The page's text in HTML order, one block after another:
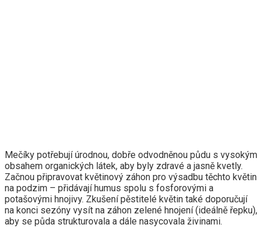
Mečíky potřebují úrodnou, dobře odvodněnou půdu s vysokým
obsahem organických látek, aby byly zdravé a jasně kvetly.
Začnou připravovat květinový záhon pro výsadbu těchto květin
na podzim – přidávají humus spolu s fosforovými a
potašovými hnojivy. Zkušení pěstitelé květin také doporučují
na konci sezóny vysít na záhon zelené hnojení (ideálně řepku),
aby se půda strukturovala a dále nasycovala živinami.